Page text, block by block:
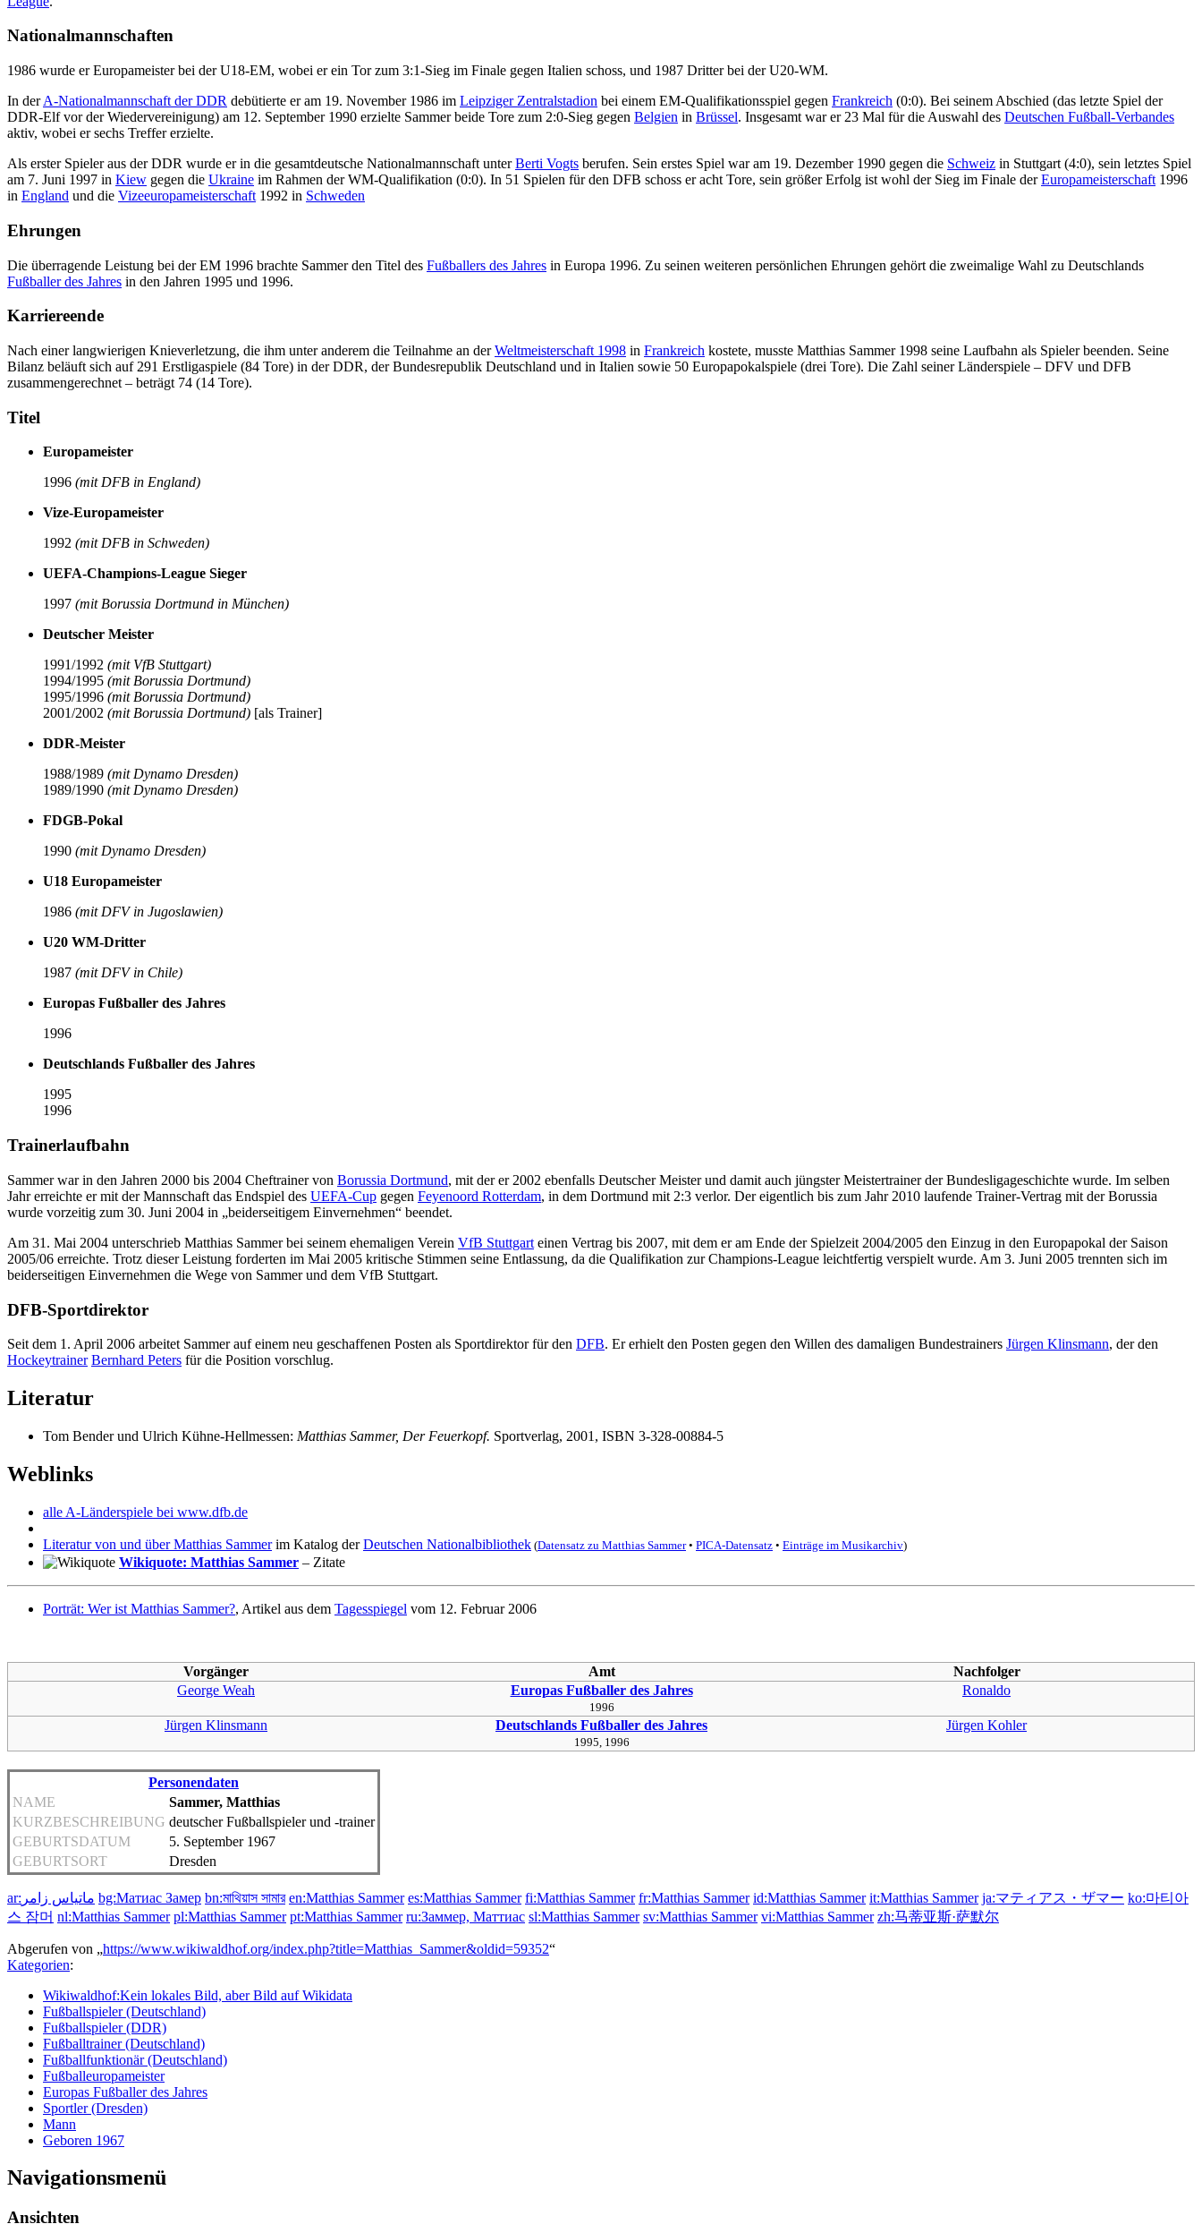
Nationalmannschaften
1986 wurde er Europameister bei der U18-EM, wobei er ein Tor zum 3:1-Sieg im Finale gegen Italien schoss, und 1987 Dritter bei der U20-WM.
In derA-Nationalmannschaft der DDR debütierte er am 19. November 1986 im Leipziger Zentralstadion bei einem EM-Qualifikationsspiel gegen Frankreich (0:0). Bei seinem Abschied (das letzte Spiel der
DDR-Elf vor der Wiedervereinigung) am 12. September 1990 erzielte Sammer beide Tore zum 2:0-Sieg gegen Belgien in Brüssel. Insgesamt war er 23 Mal für die Auswahl des Deutschen Fußball-Verbandes
aktiv, wobei er sechs Treffer erzielte.
Als erster Spieler aus der DDR wurde er in die gesamtdeutsche Nationalmannschaft unterBerti Vogts berufen. Sein erstes Spiel war am 19. Dezember 1990 gegen die Schweiz in Stuttgart (4:0), sein letztes Spiel
am 7. Juni 1997 in Kiew gegen die Ukraine im Rahmen der WM-Qualifikation (0:0). In 51 Spielen für den DFB schoss er acht Tore, sein größer Erfolg ist wohl der Sieg im Finale derEuropameisterschaft 1996
in England und die Vizeeuropameisterschaft 1992 in Schweden
Ehrungen
Die überragende Leistung bei der EM 1996 brachte Sammer den Titel des Fußballers des Jahres in Europa 1996. Zu seinen weiteren persönlichen Ehrungen gehört die zweimalige Wahl zu Deutschlands
Fußballer des Jahres in den Jahren 1995 und 1996.
Karriereende
Nach einer langwierigen Knieverletzung, die ihm unter anderem die Teilnahme an derWeltmeisterschaft 1998 in Frankreich kostete, musste Matthias Sammer 1998 seine Laufbahn als Spieler beenden. Seine
Bilanz beläuft sich auf 291 Erstligaspiele (84 Tore) in der DDR, der Bundesrepublik Deutschland und in Italien sowie 50 Europapokalspiele (drei Tore). Die Zahl seiner Länderspiele – DFV und DFB
zusammengerechnet – beträgt 74 (14 Tore).
Titel
Europameister
1996 (mit DFB in England)
Vize-Europameister
1992 (mit DFB in Schweden)
UEFA-Champions-League Sieger
1997 (mit Borussia Dortmund in München)
Deutscher Meister
1991/1992 (mit VfB Stuttgart)
1994/1995 (mit Borussia Dortmund)
1995/1996 (mit Borussia Dortmund)
2001/2002 (mit Borussia Dortmund) [als Trainer]
DDR-Meister
1988/1989 (mit Dynamo Dresden)
1989/1990 (mit Dynamo Dresden)
FDGB-Pokal
1990 (mit Dynamo Dresden)
U18 Europameister
1986 (mit DFV in Jugoslawien)
U20 WM-Dritter
1987 (mit DFV in Chile)
Europas Fußballer des Jahres
1996
Deutschlands Fußballer des Jahres
1995
1996
Trainerlaufbahn
Sammer war in den Jahren 2000 bis 2004 Cheftrainer von Borussia Dortmund, mit der er 2002 ebenfalls Deutscher Meister und damit auch jüngster Meistertrainer der Bundesligageschichte wurde. Im selben
Jahr erreichte er mit der Mannschaft das Endspiel des UEFA-Cup gegen Feyenoord Rotterdam, in dem Dortmund mit 2:3 verlor. Der eigentlich bis zum Jahr 2010 laufende Trainer-Vertrag mit der Borussia
wurde vorzeitig zum 30. Juni 2004 in „beiderseitigem Einvernehmen“ beendet.
Am 31. Mai 2004 unterschrieb Matthias Sammer bei seinem ehemaligen Verein VfB Stuttgart einen Vertrag bis 2007, mit dem er am Ende der Spielzeit 2004/2005 den Einzug in den Europapokal der Saison
2005/06 erreichte. Trotz dieser Leistung forderten im Mai 2005 kritische Stimmen seine Entlassung, da die Qualifikation zur Champions-League leichtfertig verspielt wurde. Am 3. Juni 2005 trennten sich im
beiderseitigen Einvernehmen die Wege von Sammer und dem VfB Stuttgart.
DFB-Sportdirektor
Seit dem 1. April 2006 arbeitet Sammer auf einem neu geschaffenen Posten als Sportdirektor für den DFB. Er erhielt den Posten gegen den Willen des damaligen Bundestrainers Jürgen Klinsmann, der den
Hockeytrainer Bernhard Peters für die Position vorschlug.
Literatur
Tom Bender und Ulrich Kühne-Hellmessen: Matthias Sammer, Der Feuerkopf. Sportverlag, 2001, ISBN 3-328-00884-5
Weblinks
alle A-Länderspiele bei www.dfb.de
Literatur von und über Matthias Sammerim Katalog derDeutschen Nationalbibliothek (Datensatz zu Matthias Sammer• PICA-Datensatz • Einträge im Musikarchiv)
Wikiquote: Matthias Sammer – Zitate
Porträt: Wer ist Matthias Sammer?, Artikel aus dem Tagesspiegel vom 12. Februar 2006
Vorgänger Amt
Nachfolger
George Weah
Europas Fußballer des Jahres
1996
Ronaldo
Jürgen Klinsmann Deutschlands Fußballer des Jahres
1995, 1996
Jürgen Kohler
Personendaten
NAME
Sammer, Matthias
KURZBESCHREIBUNG deutscher Fußballspieler und -trainer
GEBURTSDATUM
5. September 1967
GEBURTSORT
Dresden
ar:ماتياس زامر bg:Матиас Замер bn:মাথিয়াস সামার en:Matthias Sammer es:Matthias Sammer fi:Matthias Sammer fr:Matthias Sammer id:Matthias Sammer it:Matthias Sammer ja:マティアス・ザマー ko:마티아
스 잠머 nl:Matthias Sammer pl:Matthias Sammer pt:Matthias Sammer ru:Заммер, Маттиас sl:Matthias Sammer sv:Matthias Sammer vi:Matthias Sammer zh:马蒂亚斯·萨默尔
Abgerufen von „https://www.wikiwaldhof.org/index.php?title=Matthias_Sammer&oldid=59352“
Kategorien:
Wikiwaldhof:Kein lokales Bild, aber Bild auf Wikidata
Fußballspieler (Deutschland)
Fußballspieler (DDR)
Fußballtrainer (Deutschland)
Fußballfunktionär (Deutschland)
Fußballeuropameister
Europas Fußballer des Jahres
Sportler (Dresden)
Mann
Geboren 1967
Navigationsmenü
Ansichten